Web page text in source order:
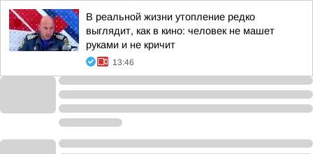
В реальной жизни утопление редко
выглядит, как в кино: человек не машет
руками и не кричит
13:46